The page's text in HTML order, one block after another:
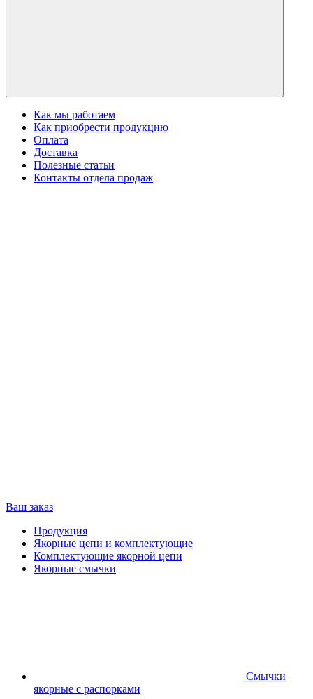
Как мы работаем
Как приобрести продукцию
Оплата
Доставка
Полезные статьи
Контакты отдела продаж
Ваш заказ
Продукция
Якорные цепи и комплектующие
Комплектующие якорной цепи
Якорные смычки
Смычки
якорные с распорками